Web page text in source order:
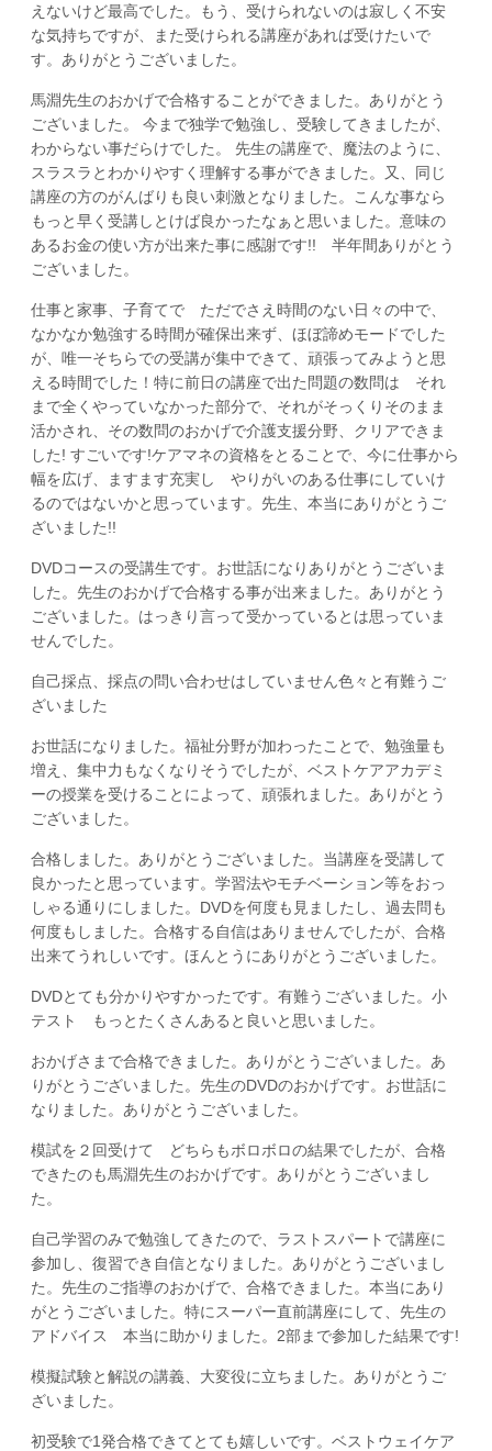
えないけど最高でした。もう、受けられないのは寂しく不安
な気持ちですが、また受けられる講座があれば受けたいで
す。ありがとうございました。
馬淵先生のおかげで合格することができました。ありがとう
ございました。 今まで独学で勉強し、受験してきましたが、
わからない事だらけでした。 先生の講座で、魔法のように、
スラスラとわかりやすく理解する事ができました。又、同じ
講座の方のがんばりも良い刺激となりました。こんな事なら
もっと早く受講しとけば良かったなぁと思いました。意味の
あるお金の使い方が出来た事に感謝です!! 半年間ありがとう
ございました。
仕事と家事、子育てで ただでさえ時間のない日々の中で、
なかなか勉強する時間が確保出来ず、ほぼ諦めモードでした
が、唯一そちらでの受講が集中できて、頑張ってみようと思
える時間でした！特に前日の講座で出た問題の数問は それ
まで全くやっていなかった部分で、それがそっくりそのまま
活かされ、その数問のおかげで介護支援分野、クリアできま
した! すごいです!ケアマネの資格をとることで、今に仕事から
幅を広げ、ますます充実し やりがいのある仕事にしていけ
るのではないかと思っています。先生、本当にありがとうご
ざいました!!
DVDコースの受講生です。お世話になりありがとうございま
した。先生のおかげで合格する事が出来ました。ありがとう
ございました。はっきり言って受かっているとは思っていま
せんでした。
自己採点、採点の問い合わせはしていません色々と有難うご
ざいました
お世話になりました。福祉分野が加わったことで、勉強量も
増え、集中力もなくなりそうでしたが、ベストケアアカデミ
ーの授業を受けることによって、頑張れました。ありがとう
ございました。
合格しました。ありがとうございました。当講座を受講して
良かったと思っています。学習法やモチベーション等をおっ
しゃる通りにしました。DVDを何度も見ましたし、過去問も
何度もしました。合格する自信はありませんでしたが、合格
出来てうれしいです。ほんとうにありがとうございました。
DVDとても分かりやすかったです。有難うございました。小
テスト もっとたくさんあると良いと思いました。
おかげさまで合格できました。ありがとうございました。あ
りがとうございました。先生のDVDのおかげです。お世話に
なりました。ありがとうございました。
模試を２回受けて どちらもボロボロの結果でしたが、合格
できたのも馬淵先生のおかげです。ありがとうございまし
た。
自己学習のみで勉強してきたので、ラストスパートで講座に
参加し、復習でき自信となりました。ありがとうございまし
た。先生のご指導のおかげで、合格できました。本当にあり
がとうございました。特にスーパー直前講座にして、先生の
アドバイス 本当に助かりました。2部まで参加した結果です!
模擬試験と解説の講義、大変役に立ちました。ありがとうご
ざいました。
初受験で1発合格できてとても嬉しいです。ベストウェイケア